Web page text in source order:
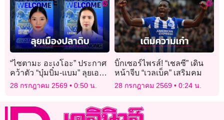
“ไซตามะ อะเงโอะ” ประกาศ
คว้าตัว “บุ๋มบิ๋ม-แบม” ลุยเอ
สวี.ลีก
28 กรกฎาคม 2569 0:50 น.
บิ๊กเซอร์ไพรส์! “เชลซี” เดิน
หน้าจีบ “เวลเบ็ค” เสริมคม
28 กรกฎาคม 2569 0:24 น.